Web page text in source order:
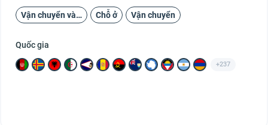
Vận chuyển và Du lịch Chỗ ở Vận chuyển
Quốc gia
+237